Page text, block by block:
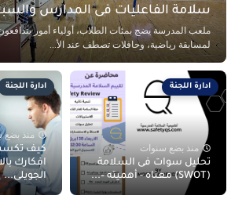
سلامة الفاعليات فى المدارس
ملعب المدرسة يضج بمئات الطلاب، أولياء أمور
لمسابقة رياضية، وحافلات تصطف عند الأ...
ادارة اللجنة
منذ بضع سنوات
تحليل سوات فى السلامة
(SWOT) معناه - أهميته –...
ادارة اللجنة
منذ بضع
كيف
افكارك
الجويلى...